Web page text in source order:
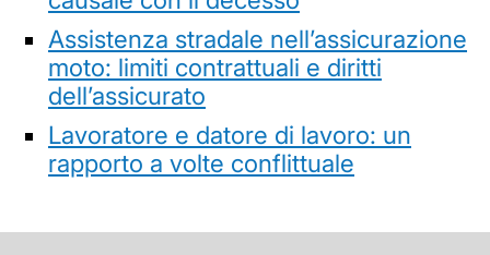
Assistenza stradale nell’assicurazione
moto: limiti contrattuali e diritti
dell’assicurato
Lavoratore e datore di lavoro: un
rapporto a volte conflittuale